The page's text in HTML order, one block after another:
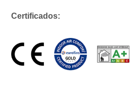
Certificados: